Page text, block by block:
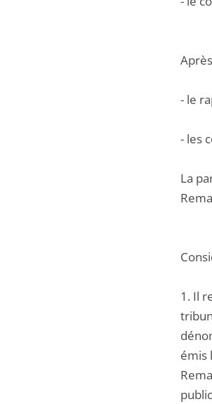
- le
- les
La
1. Il
émis